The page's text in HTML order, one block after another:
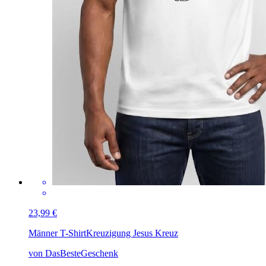
23,99 €
Männer T-ShirtKreuzigung Jesus Kreuz
von DasBesteGeschenk